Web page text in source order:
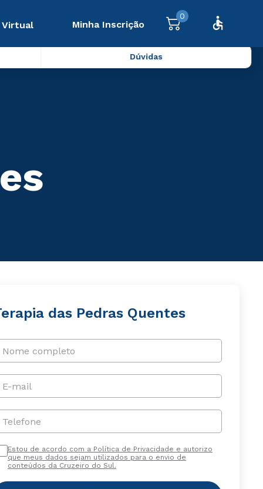
Virtual Minha Inscrição
0
Dúvidas
das Pedras Quentes
Nome completo
E-mail
Telefone
Estou de acordo com a Política de Privacidade e autorizo
que meus dados sejam utilizados para o envio de
conteúdos da Cruzeiro do Sul.